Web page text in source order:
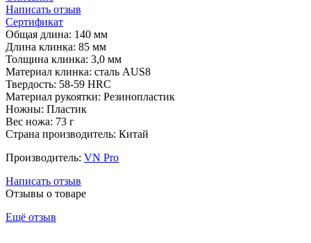
Написать отзыв
Сертификат
Общая длина: 140 мм
Длина клинка: 85 мм
Толщина клинка: 3,0 мм
Материал клинка: сталь AUS8
Твердость: 58-59 HRC
Материал рукоятки: Резинопластик
Ножны: Пластик
Вес ножа: 73 г
Страна производитель: Китай
Производитель: VN Pro
Написать отзыв
Отзывы о товаре
Ещё отзыв